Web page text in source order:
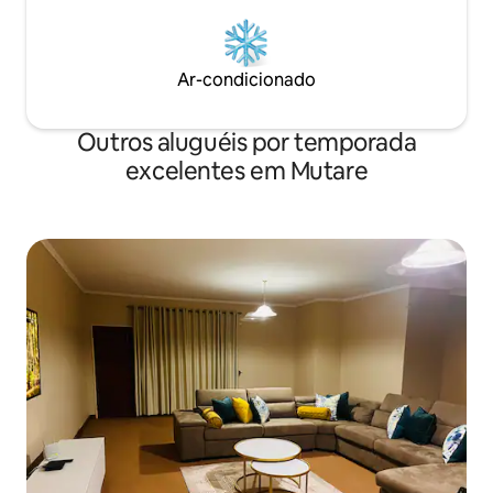
Ar-condicionado
Outros aluguéis por temporada
excelentes em Mutare